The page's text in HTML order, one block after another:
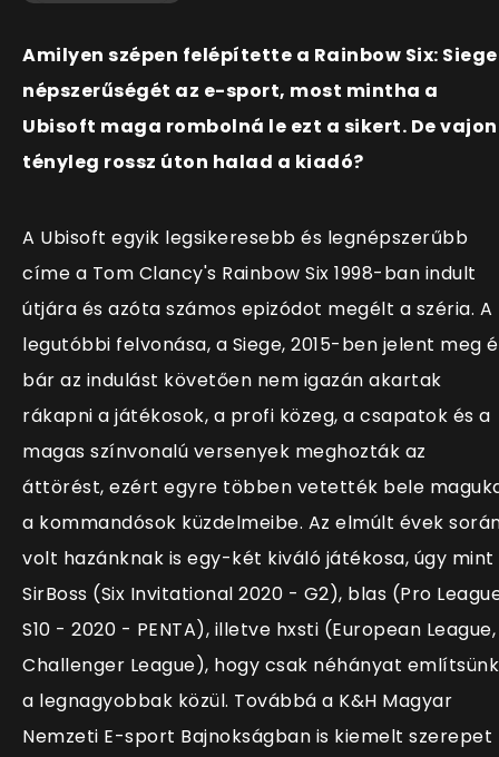
Amilyen szépen felépítette a Rainbow Six: Siege
népszerűségét az e-sport, most mintha a
Ubisoft maga rombolná le ezt a sikert. De vajon
tényleg rossz úton halad a kiadó?
A Ubisoft egyik legsikeresebb és legnépszerűbb
címe a Tom Clancy's Rainbow Six 1998-ban indult
útjára és azóta számos epizódot megélt a széria. A
legutóbbi felvonása, a Siege, 2015-ben jelent meg
bár az indulást követően nem igazán akartak
rákapni a játékosok, a profi közeg, a csapatok és a
magas színvonalú versenyek meghozták az
áttörést, ezért egyre többen vetették bele
a kommandósok küzdelmeibe. Az elmúlt évek
volt hazánknak is egy-két kiváló játékosa, úgy mint
SirBoss (Six Invitational 2020 - G2), blas (Pro
S10 - 2020 - PENTA), illetve hxsti (European League,
Challenger League), hogy csak néhányat említsünk
a legnagyobbak közül. Továbbá a K&H Magyar
Nemzeti E-sport Bajnokságban is kiemelt szerepet